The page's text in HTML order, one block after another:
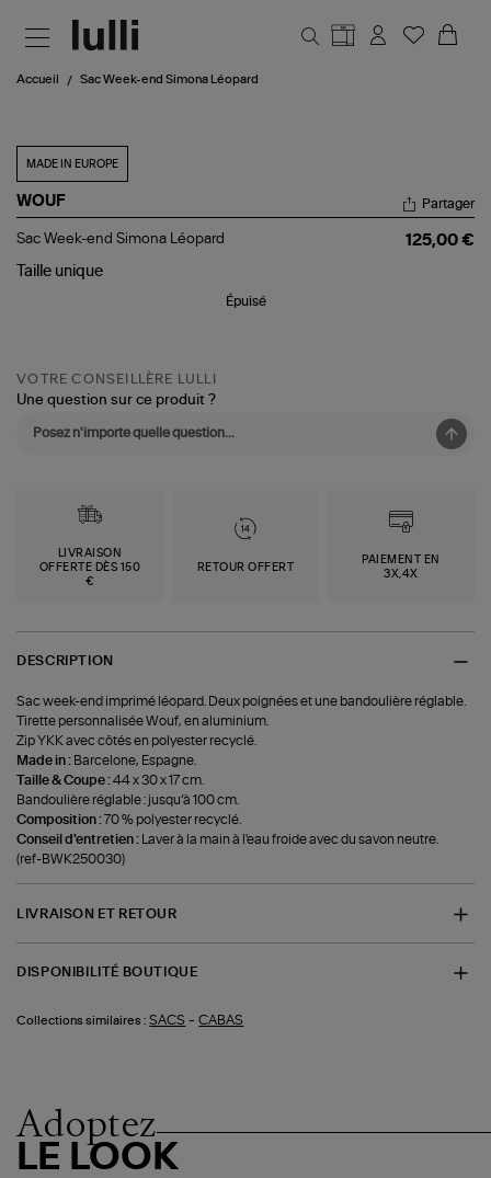
Accueil Sac Week-end Simona Léopard
MADE IN EUROPE
WOUF
Sac
end
Partager
Sac Week-end Simona Léopard
125,00 €
Taille unique
Épuisé
VOTRE CONSEILLÈRE LULLI
Une question sur ce produit ?
LIVRAISON
OFFERTE DÈS 150
€
RETOUR OFFERT
PAIEMENT EN
3X,4X
DESCRIPTION
Sac week-end imprimé léopard. Deux poignées et une bandoulière réglable.
Tirette personnalisée Wouf, en aluminium.
Zip YKK avec côtés en polyester recyclé.
Made in : Barcelone, Espagne.
Taille & Coupe :44 x 30 x 17 cm.
Bandoulière réglable : jusqu’à 100 cm.
Composition :70 % polyester recyclé.
Conseil d'entretien :
Laver à la main à l'eau froide avec du savon neutre.
(ref-BWK250030)
LIVRAISON ET RETOUR
DISPONIBILITÉ BOUTIQUE
Collections similaires : SACS -CABAS
Adoptez
LE LOOK